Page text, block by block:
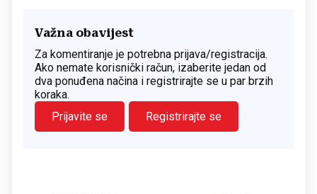
Važna obavijest
Za komentiranje je potrebna prijava/registracija.
Ako nemate korisnički račun, izaberite jedan od
dva ponuđena načina i registrirajte se u par brzih
koraka.
Prijavite se
Registrirajte se